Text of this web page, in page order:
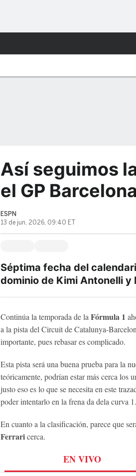
Así seguimos
el GP
ESPN
13 de jun, 2026, 09:40 ET
Séptima fecha del
dominio de Kimi Antonelli y
Continúa la temporada de la Fórmula 1
a la pista del Circuit de Catalunya-
importante, pues rebasar es complicado.
Esta pista será una buena prueba para la
teóricamente, podrían estar más cerca los
justo eso es lo que se necesita en este
poder intentarlo en la frena da dela curva 1.
En cuanto a la clasificación, parece que
Ferraricerca.